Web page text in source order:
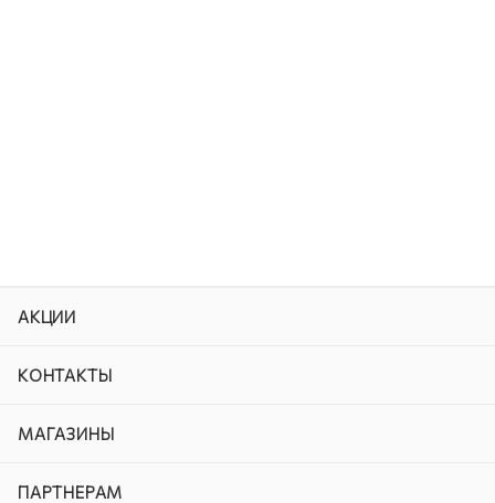
АКЦИИ
КОНТАКТЫ
МАГАЗИНЫ
ПАРТНЕРАМ